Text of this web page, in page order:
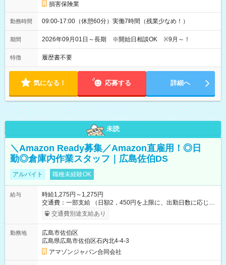
損害保険業
勤務時間 09:00-17:00（休憩60分）実働7時間（残業少なめ！）
期間 2026年09月01日～長期 ※開始日相談OK ※9月～！
特徴 履歴書不要
気になる！ 応募する 詳細へ
未読
＼Amazon Ready募集／Amazon直雇用！◎日
勤◎倉庫内作業スタッフ｜広島佐伯DS
アルバイト 職種未経験OK
給与
時給1,275円～1,275円
交通費：一部支給 （日額2，450円を上限に、出勤日数に応じて
実費支給） ※22:00～翌5:00までは時給25%UP！ ■給与前払い
制度あり ※前払い額の上限あり、手数料無料（Amazon負担）
交通費別途支給あり
勤務地
広島市佐伯区
広島県広島市佐伯区石内北4-4-3
アマゾンジャパン合同会社